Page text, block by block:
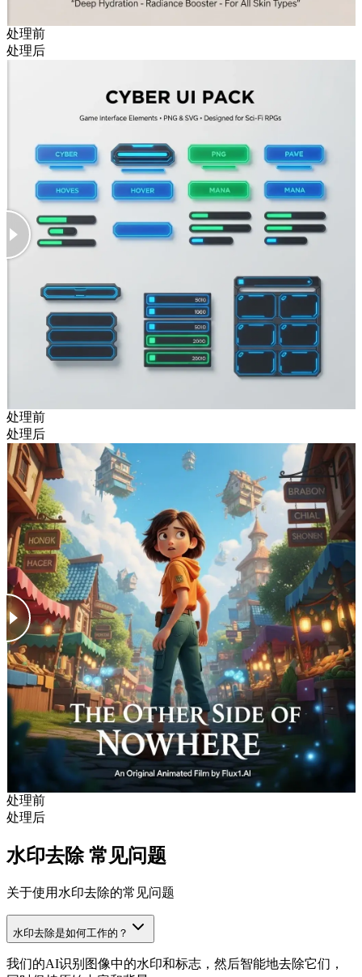
处理前
处理后
处理前
处理后
处理前
处理后
水印去除 常见问题
关于使用水印去除的常见问题
水印去除是如何工作的？
我们的AI识别图像中的水印和标志，然后智能地去除它们，